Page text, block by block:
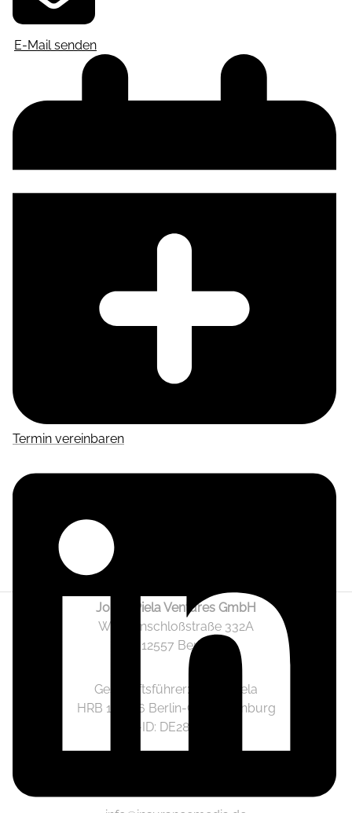
E-Mail senden
Termin vereinbaren
Jonas Piela Ventures GmbH
Wendenschloßstraße 332A
12557 Berlin
Geschäftsführer: Jonas Piela
HRB 141236 Berlin-Charlottenburg
Ust.-ID: DE282633825